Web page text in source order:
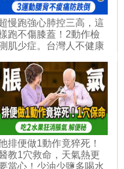
慢跑強心肺控三高，這
跑不傷膝蓋！2動作檢
肌少症。台灣人不健康
動防跌倒，熟齡運動要
免1錯誤。等長收縮降
血壓秘訣，避免失能臥床
｜徐棟英｜胡乃文開講
排便做1動作竟猝死！
教1穴救命，天氣熱更
當心！少油少鹽多喝水